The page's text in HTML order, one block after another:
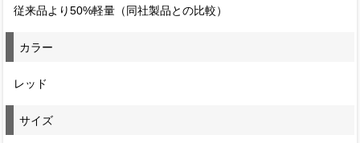
従来品より50%軽量（同社製品との比較）
カラー
レッド
サイズ